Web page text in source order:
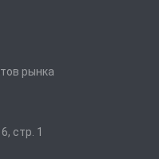
рынка
стр. 1